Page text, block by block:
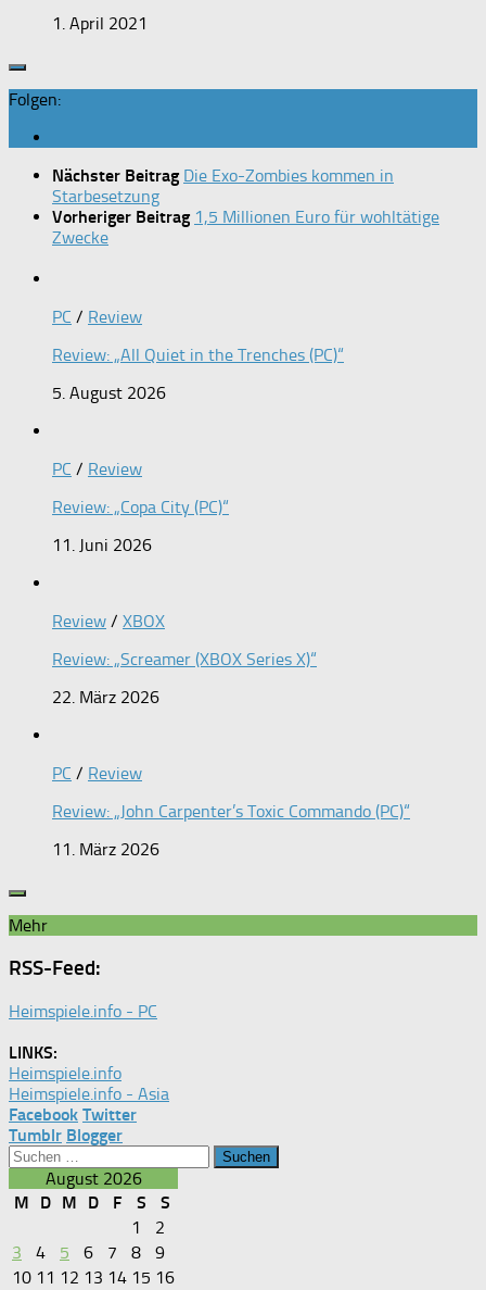
1. April 2021
Folgen:
Nächster Beitrag Die Exo-Zombies kommen in
Starbesetzung
Vorheriger Beitrag 1,5 Millionen Euro für wohltätige
Zwecke
PC / Review
Review: „All Quiet in the Trenches (PC)“
5. August 2026
PC / Review
Review: „Copa City (PC)“
11. Juni 2026
Review / XBOX
Review: „Screamer (XBOX Series X)“
22. März 2026
PC / Review
Review: „John Carpenter’s Toxic Commando (PC)“
11. März 2026
Mehr
RSS-Feed:
Heimspiele.info - PC
LINKS:
Heimspiele.info
Heimspiele.info - Asia
Facebook Twitter
Tumblr Blogger
Suchen
nach:August 2026
M
D M D F S
S
1
2
3
4 5 6 7 8
9
10 11 12 13 14 15 16